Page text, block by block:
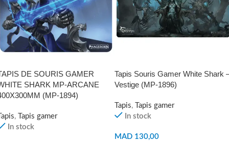
DE SOURIS GAMER
SHARK MP-ARCANE
(MP-1894)
,
Tapis gamer
In stock
Tapis Souris Gamer White Shark
Vestige (MP-1896)
Tapis,
Tapis gamer
In stock
MAD 130,00